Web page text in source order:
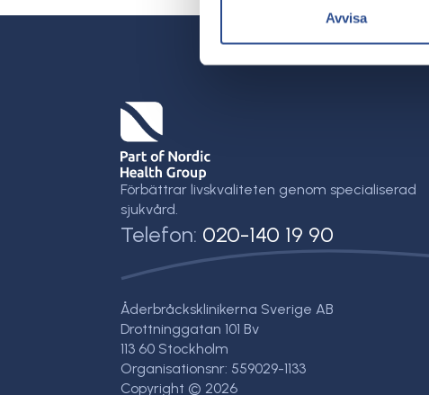
Avvisa
Förbättrar livskvaliteten genom specialiserad
sjukvård.
Telefon: 020-140 19 90
Åderbråcksklinikerna Sverige AB
Drottninggatan 101 Bv
113 60 Stockholm
Organisationsnr: 559029-1133
Copyright © 2026